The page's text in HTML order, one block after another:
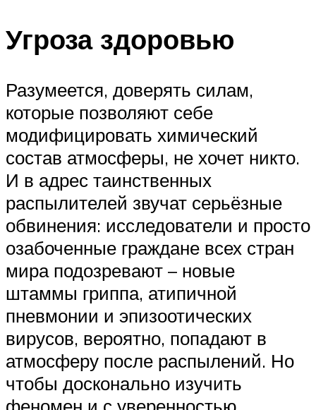
Угроза здоровью
Разумеется, доверять силам,
которые позволяют себе
модифицировать химический
состав атмосферы, не хочет никто.
И в адрес таинственных
распылителей звучат серьёзные
обвинения: исследователи и просто
озабоченные граждане всех стран
мира подозревают – новые
штаммы гриппа, атипичной
пневмонии и эпизоотических
вирусов, вероятно, попадают в
атмосферу после распылений. Но
чтобы досконально изучить